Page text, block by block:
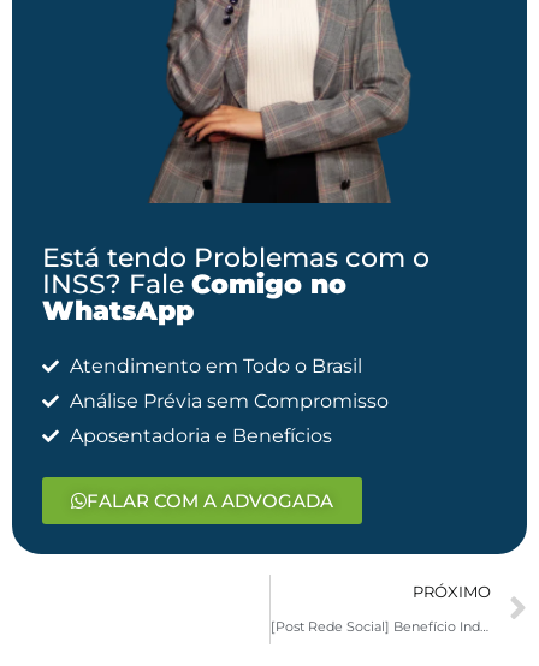
Está tendo Problemas com o
INSS? Fale Comigo no
WhatsApp
Atendimento em Todo o Brasil
Análise Prévia sem Compromisso
Aposentadoria e Benefícios
FALAR COM A ADVOGADA
PRÓXIMO
[Post Rede Social] Benefício Indeferido Pelo INSS